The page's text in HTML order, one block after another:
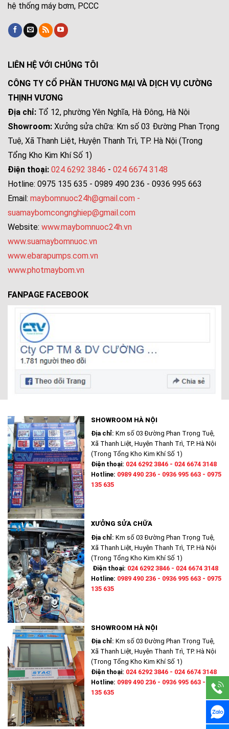
hệ thống máy bơm, PCCC
LIÊN HỆ VỚI CHÚNG TÔI
CÔNG TY CỔ PHẦN THƯƠNG MẠI VÀ DỊCH VỤ CƯỜNG
THỊNH VƯƠNG
Địa chỉ: Tổ 12, phường Yên Nghĩa, Hà Đông, Hà Nội
Showroom: Xưởng sửa chữa: Km số 03 Đường Phan Trọng
Tuệ, Xã Thanh Liệt, Huyện Thanh Trì, TP. Hà Nội (Trong
Tổng Kho Kim Khí Số 1)
Điện thoại: 024 6292 3846 - 024 6674 3148
Hotline: 0975 135 635 - 0989 490 236 - 0936 995 663
Email: maybomnuoc24h@gmail.com -
suamaybomcongnghiep@gmail.com
Website: www.maybomnuoc24h.vn
www.suamaybomnuoc.vn
www.ebarapumps.com.vn
www.photmaybom.vn
FANPAGE FACEBOOK
SHOWROOM HÀ NỘI
Địa chỉ: Km số 03 Đường Phan Trọng Tuệ,
Xã Thanh Liệt, Huyện Thanh Trì, TP. Hà Nội
(Trong Tổng Kho Kim Khí Số 1)
Điện thoại: 024 6292 3846 - 024 6674 3148
Hotline: 0989 490 236 - 0936 995 663 - 0975
135 635
XƯỞNG SỬA CHỮA
Địa chỉ: Km số 03 Đường Phan Trọng Tuệ,
Xã Thanh Liệt, Huyện Thanh Trì, TP. Hà Nội
(Trong Tổng Kho Kim Khí Số 1)
Điện thoại: 024 6292 3846 - 024 6674 3148
Hotline: 0989 490 236 - 0936 995 663 - 0975
135 635
SHOWROOM HÀ NỘI
Địa chỉ: Km số 03 Đường Phan Trọng Tuệ,
Xã Thanh Liệt, Huyện Thanh Trì, TP. Hà Nội
(Trong Tổng Kho Kim Khí Số 1)
Điện thoại: 024 6292 3846 - 024 6674 3148
Hotline: 0989 490 236 - 0936 995 663 - 0975
135 635